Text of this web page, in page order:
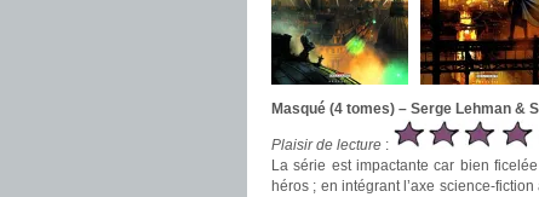
Masqué (4 tomes) – Serge Lehman &
Plaisir de lecture :
La série est impactante car bien
héros ; en intégrant l’axe science-